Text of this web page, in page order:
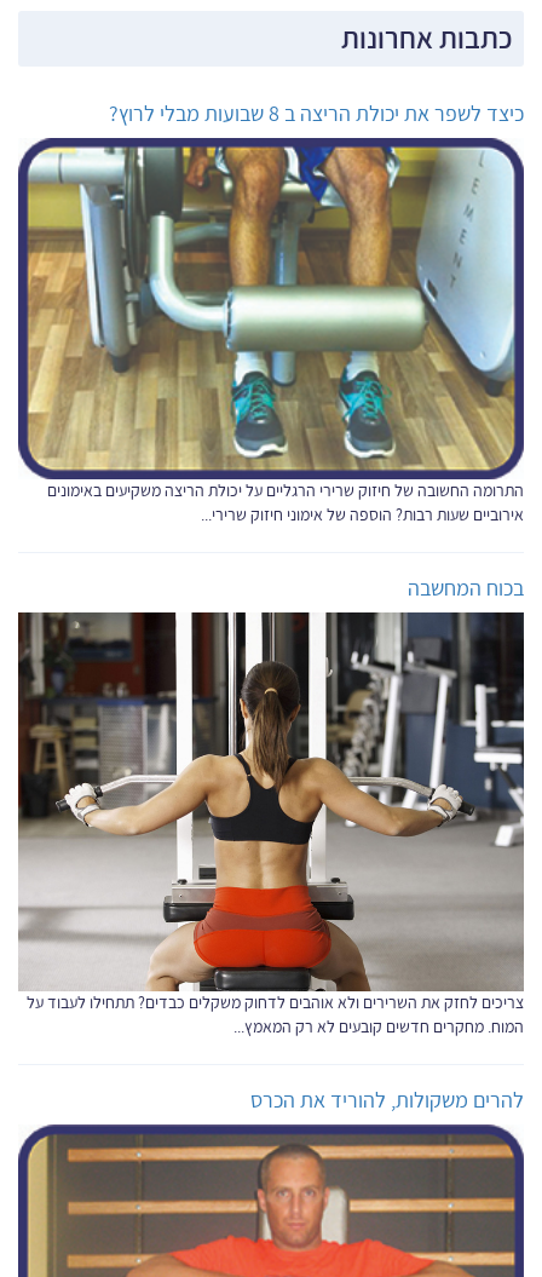
כתבות אחרונות
כיצד לשפר את יכולת הריצה ב 8 שבועות מבלי לרוץ?
התרומה החשובה של חיזוק שרירי הרגליים על יכולת הריצה משקיעים באימונים
אירוביים שעות רבות? הוספה של אימוני חיזוק שרירי...
בכוח המחשבה
צריכים לחזק את השרירים ולא אוהבים לדחוק משקלים כבדים? תתחילו לעבוד על
המוח. מחקרים חדשים קובעים לא רק המאמץ...
להרים משקולות, להוריד את הכרס